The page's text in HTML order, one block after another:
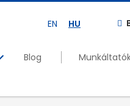
EN HU
Blog